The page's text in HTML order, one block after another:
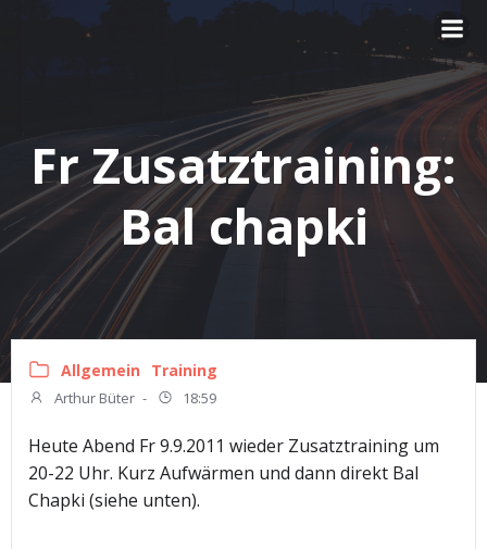
Zum
Fr Zusatztraining:
Bal chapki
Allgemein Training
Arthur Büter - 18:59
Heute Abend Fr 9.9.2011 wieder Zusatztraining um
20-22 Uhr. Kurz Aufwärmen und dann direkt Bal
Chapki (siehe unten).